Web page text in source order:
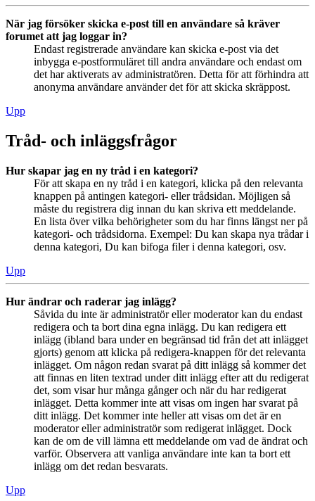
När jag försöker skicka e-post till en användare så kräver
forumet att jag loggar in?
Endast registrerade användare kan skicka e-post via det
inbygga e-postformuläret till andra användare och endast om
det har aktiverats av administratören. Detta för att förhindra att
anonyma användare använder det för att skicka skräppost.
Upp
Tråd- och inläggsfrågor
Hur skapar jag en ny tråd i en kategori?
För att skapa en ny tråd i en kategori, klicka på den relevanta
knappen på antingen kategori- eller trådsidan. Möjligen så
måste du registrera dig innan du kan skriva ett meddelande.
En lista över vilka behörigheter som du har finns längst ner på
kategori- och trådsidorna. Exempel: Du kan skapa nya trådar i
denna kategori, Du kan bifoga filer i denna kategori, osv.
Upp
Hur ändrar och raderar jag inlägg?
Såvida du inte är administratör eller moderator kan du endast
redigera och ta bort dina egna inlägg. Du kan redigera ett
inlägg (ibland bara under en begränsad tid från det att inlägget
gjorts) genom att klicka på redigera-knappen för det relevanta
inlägget. Om någon redan svarat på ditt inlägg så kommer det
att finnas en liten textrad under ditt inlägg efter att du redigerat
det, som visar hur många gånger och när du har redigerat
inlägget. Detta kommer inte att visas om ingen har svarat på
ditt inlägg. Det kommer inte heller att visas om det är en
moderator eller administratör som redigerat inlägget. Dock
kan de om de vill lämna ett meddelande om vad de ändrat och
varför. Observera att vanliga användare inte kan ta bort ett
inlägg om det redan besvarats.
Upp